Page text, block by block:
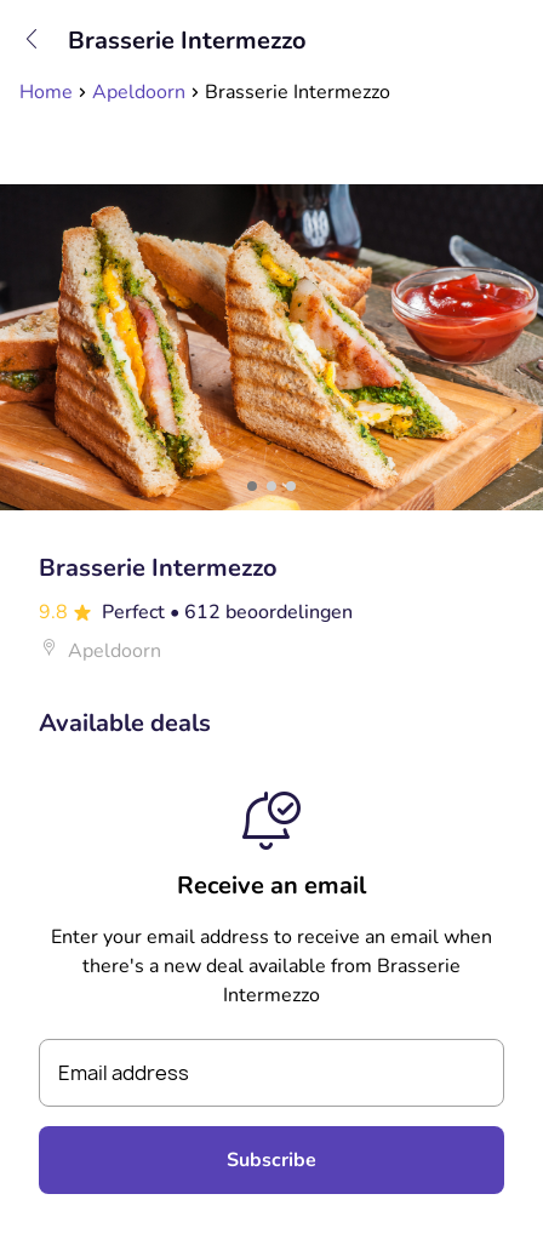
Brasserie Intermezzo
Home Apeldoorn Brasserie Intermezzo
Brasserie Intermezzo
9.8 Perfect • 612 beoordelingen
Apeldoorn
Available deals
Receive an email
Enter your email address to receive an email when
there's a new deal available from Brasserie
Intermezzo
Email address
Subscribe